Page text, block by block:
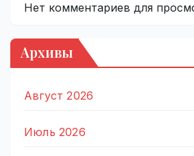
Нет комментариев для
Архивы
Август 2026
Июль 2026